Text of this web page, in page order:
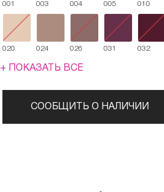
001 003 004 005 010
020 024 026 031 032
+ ПОКАЗАТЬ ВСЕ
СООБЩИТЬ О НАЛИЧИИ